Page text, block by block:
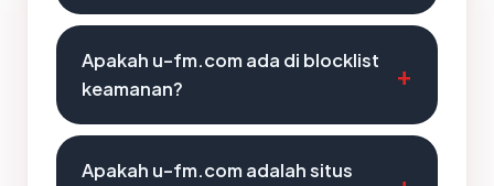
Apakah u-fm.com ada di blocklist
keamanan?
Apakah u-fm.com adalah situs